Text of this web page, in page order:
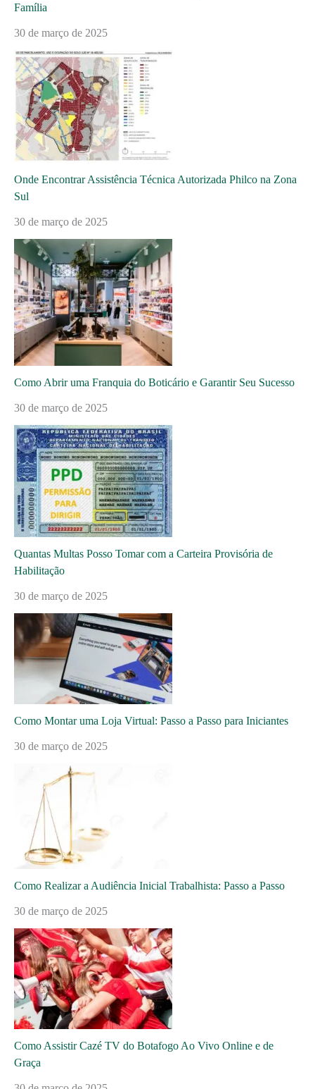
Família
30 de março de 2025
Onde Encontrar Assistência Técnica Autorizada Philco na Zona
Sul
30 de março de 2025
Como Abrir uma Franquia do Boticário e Garantir Seu Sucesso
30 de março de 2025
Quantas Multas Posso Tomar com a Carteira Provisória de
Habilitação
30 de março de 2025
Como Montar uma Loja Virtual: Passo a Passo para Iniciantes
30 de março de 2025
Como Realizar a Audiência Inicial Trabalhista: Passo a Passo
30 de março de 2025
Como Assistir Cazé TV do Botafogo Ao Vivo Online e de
Graça